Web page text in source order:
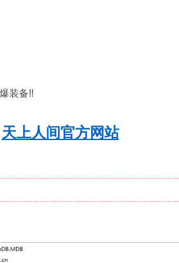
装备!!
天上人间官方网站